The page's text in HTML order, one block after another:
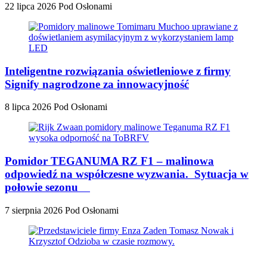
22 lipca 2026 Pod Osłonami
Inteligentne rozwiązania oświetleniowe z firmy
Signify nagrodzone za innowacyjność
8 lipca 2026 Pod Osłonami
Pomidor TEGANUMA RZ F1 – malinowa
odpowiedź na współczesne wyzwania. Sytuacja w
połowie sezonu
7 sierpnia 2026 Pod Osłonami